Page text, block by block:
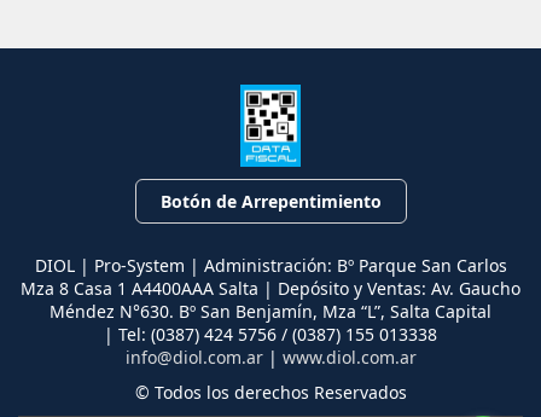
Botón de Arrepentimiento
DIOL | Pro-System | Administración: Bº Parque San Carlos
Mza 8 Casa 1 A4400AAA Salta | Depósito y Ventas: Av. Gaucho
Méndez N°630. Bº San Benjamín, Mza “L”, Salta Capital
| Tel: (0387) 424 5756 / (0387) 155 013338
info@diol.com.ar| www.diol.com.ar
© Todos los derechos Reservados